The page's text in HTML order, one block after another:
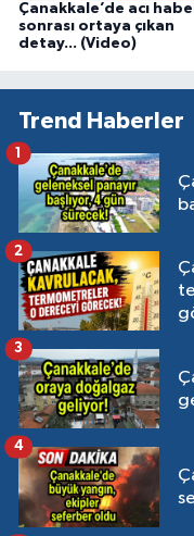
Çanakkale’de acı
sonrası ortaya çıkan
detay... (Video)
Trend Haberler
1
2
3
4